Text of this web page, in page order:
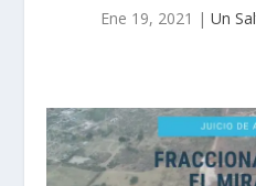
Ene 19, 2021 | Un